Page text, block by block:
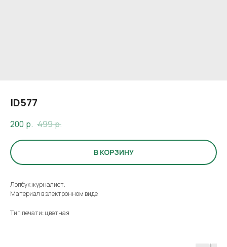
ID577
200 р. 499р.
В КОРЗИНУ
Лэпбук журналист.
Материал в электронном виде
Тип печати: цветная